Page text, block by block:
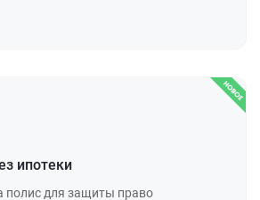
ипотеки
полис для защиты право